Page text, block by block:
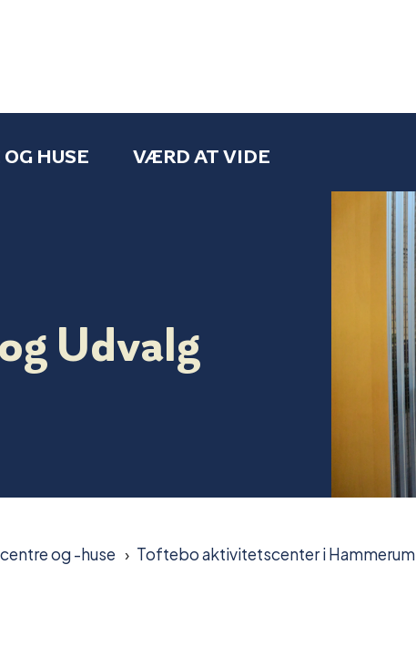
HUSE VÆRD AT VIDE
Udvalg
og -huse Toftebo aktivitetscenter i Hammerum